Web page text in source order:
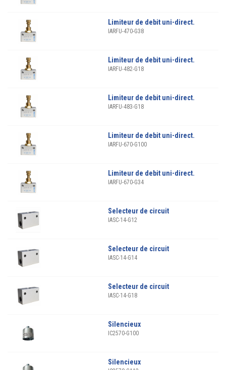
Limiteur de debit uni-direct.
IARFU-470-G38
Limiteur de debit uni-direct.
IARFU-482-G18
Limiteur de debit uni-direct.
IARFU-483-G18
Limiteur de debit uni-direct.
IARFU-670-G100
Limiteur de debit uni-direct.
IARFU-670-G34
Selecteur de circuit
IASC-14-G12
Selecteur de circuit
IASC-14-G14
Selecteur de circuit
IASC-14-G18
Silencieux
IC2570-G100
Silencieux